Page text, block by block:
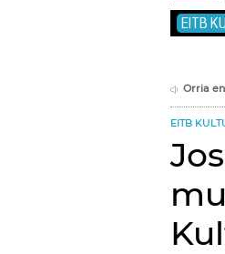
EITB
Orria
EITB